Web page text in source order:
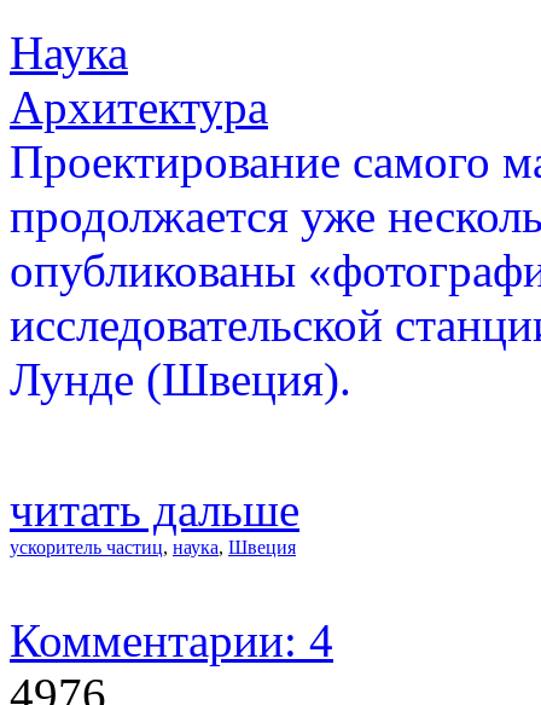
Наука
Архитектура
Проектирование самого
продолжается уже
опубликованы
исследовательской
Лунде (Швеция).
читать дальше
ускоритель частиц, наука, Швеция
Комментарии: 4
4976